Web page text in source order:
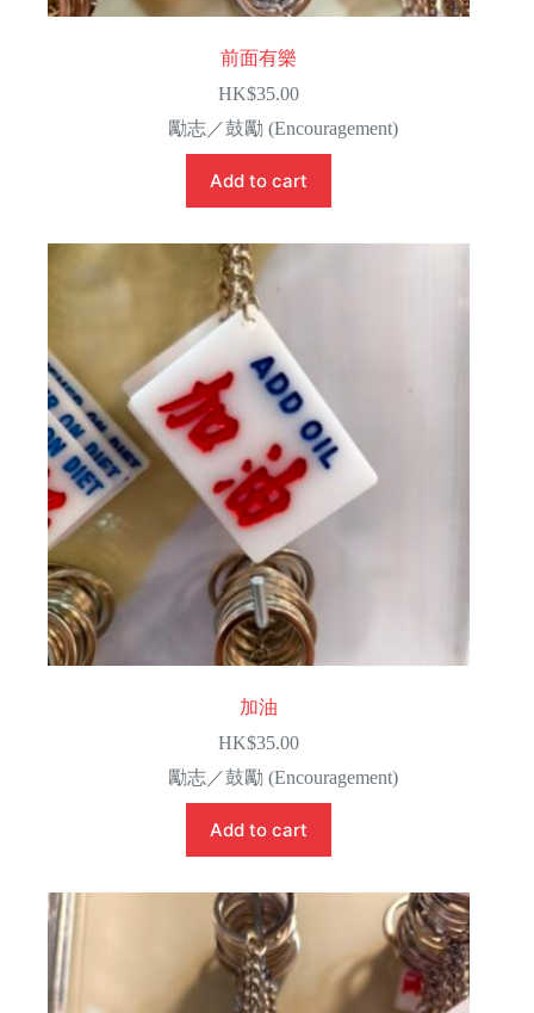
前面有樂
HK$35.00
勵志／鼓勵 (Encouragement)
Add to cart
加油
HK$35.00
勵志／鼓勵 (Encouragement)
Add to cart